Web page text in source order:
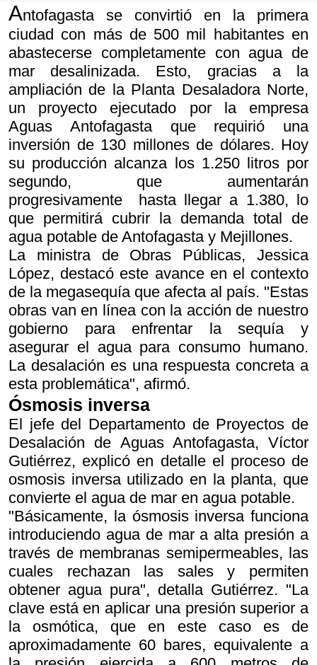
Antofagasta se convirtió en la primera
ciudad con más de 500 mil habitantes en
abastecerse completamente con agua de
mar desalinizada. Esto, gracias a la
ampliación de la Planta Desaladora Norte,
un proyecto ejecutado por la empresa
Aguas Antofagasta que requirió una
inversión de 130 millones de dólares. Hoy
su producción alcanza los 1.250 litros por
segundo, que aumentarán
progresivamente hasta llegar a 1.380, lo
que permitirá cubrir la demanda total de
agua potable de Antofagasta y Mejillones.
La ministra de Obras Públicas, Jessica
López, destacó este avance en el contexto
de la megasequía que afecta al país. "Estas
obras van en línea con la acción de nuestro
gobierno para enfrentar la sequía y
asegurar el agua para consumo humano.
La desalación es una respuesta concreta a
esta problemática", afirmó.
Ósmosis inversa
El jefe del Departamento de Proyectos de
Desalación de Aguas Antofagasta, Víctor
Gutiérrez, explicó en detalle el proceso de
osmosis inversa utilizado en la planta, que
convierte el agua de mar en agua potable.
"Básicamente, la ósmosis inversa funciona
introduciendo agua de mar a alta presión a
través de membranas semipermeables, las
cuales rechazan las sales y permiten
obtener agua pura", detalla Gutiérrez. "La
clave está en aplicar una presión superior a
la osmótica, que en este caso es de
aproximadamente 60 bares, equivalente a